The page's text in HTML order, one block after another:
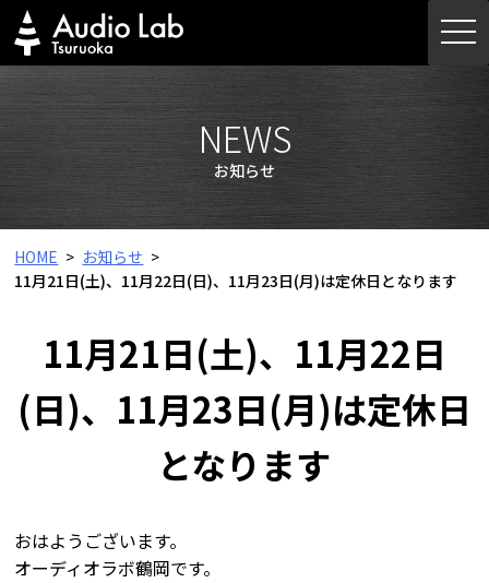
Skip
to
content
NEWS
お知らせ
HOME
お知らせ
11月21日(土)、11月22日(日)、11月23日(月)は定休日となります
11月21日(土)、11月22日
(日)、11月23日(月)は定休日
となります
おはようございます。
オーディオラボ鶴岡です。